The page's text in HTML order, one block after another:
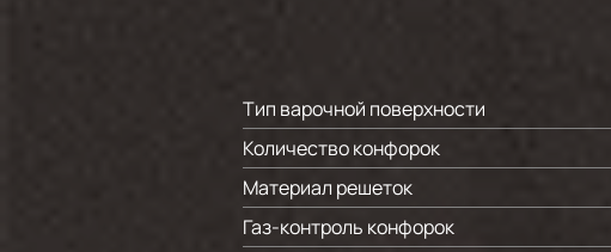
Тип варочной поверхности
Количество конфорок
Материал решеток
Газ-контроль конфорок